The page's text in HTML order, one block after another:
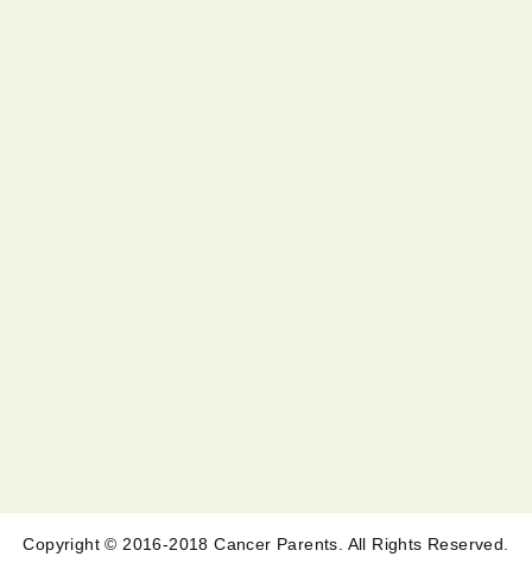
Copyright © 2016-2018 Cancer Parents. All Rights Reserved.